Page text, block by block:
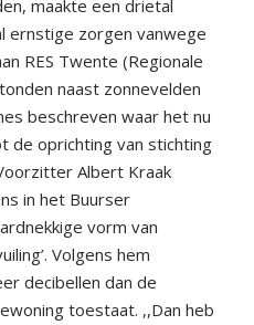
maakte een drietal
ernstige zorgen vanwege
RES Twente (Regionale
naast zonnevelden
beschreven waar het nu
de oprichting van stichting
Albert Kraak
in het Buurser
vorm van
Volgens hem
decibellen dan de
toestaat. ,,Dan heb